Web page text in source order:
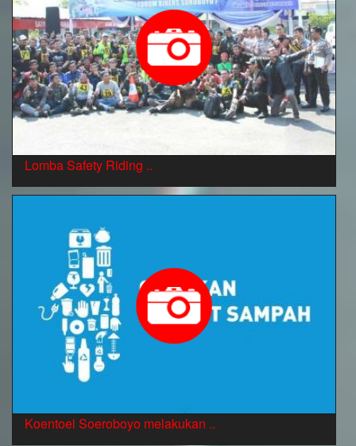
Lomba Safety Riding ..
Koentoel Soeroboyo melakukan ..